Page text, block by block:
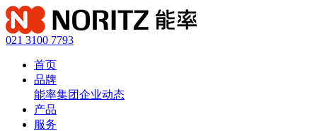
021 3100 7793
首页
品牌
能率集团企业动态
产品
服务